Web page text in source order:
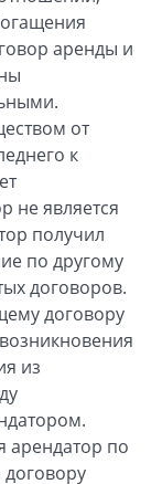
аренды и
от
к
не является
получил
по другому
договоров.
договору
из
арендатор по